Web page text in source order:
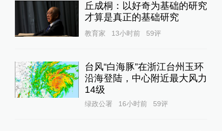
丘成桐：以好奇为基础的研究
才算是真正的基础研究
教育家 13小时前 59评
台风“白海豚”在浙江台州玉环
沿海登陆，中心附近最大风力
14级
绿政公署 16小时前 59评